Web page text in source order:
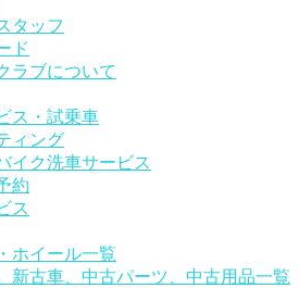
タッフ
ド
ラブについて
ス・試乗車
ィング
イク洗車サービス
約
ス
ホイール一覧
新古車、中古パーツ、中古用品一覧